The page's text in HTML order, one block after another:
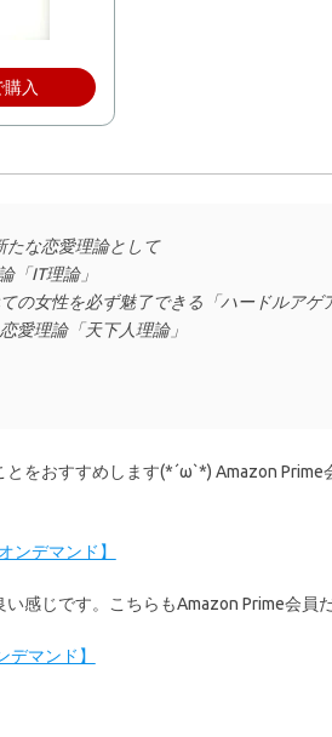
入
たな恋愛理論として
「IT理論」
の女性を必ず魅了できる「ハードルアゲ
愛理論「天下人理論」
をおすすめします(*´ω`*) Amazon Prime
デマンド】
感じです。こちらもAmazon Prime会員
マンド】